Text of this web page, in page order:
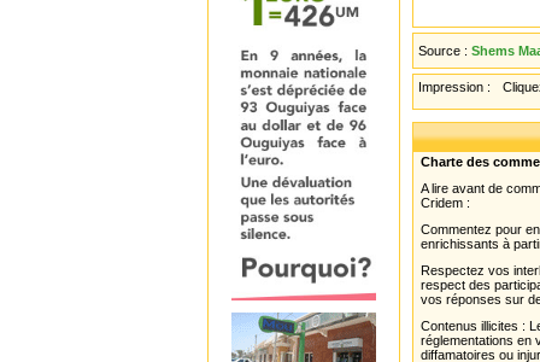
Source : Shems
Impression :
Charte des
A lire avant de
Cridem :
Commentez pour
enrichissants à
Respectez vos
respect des
vos réponses sur
Contenus illicites :
réglementations en
diffamatoires ou